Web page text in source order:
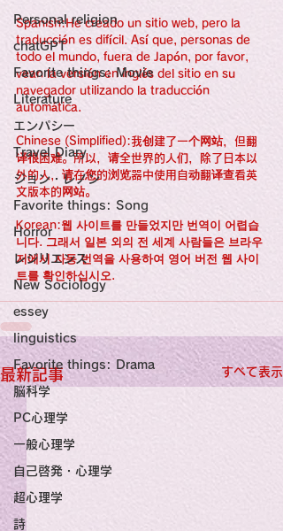
Personal religion
chatGPT
Favorite things: Movie
Literature
エンパシー
Travel Diary
ジョン・レノン
Favorite things: Song
Horror
レジリエンス
New Sociology
essey
linguistics
Favorite things: Drama
脳科学
PC心理学
一般心理学
自己啓発・心理学
超心理学
詩
Spanish:He creado un sitio web, pero la
traducción es difícil. Así que, personas de
todo el mundo, fuera de Japón, por favor,
vean la versión en inglés del sitio en su
navegador utilizando la traducción
automática.
Chinese (Simplified):我创建了一个网站，但翻
译很困难。所以，请全世界的人们，除了日本以
外的人，请在您的浏览器中使用自动翻译查看英
文版本的网站。
Korean:웹 사이트를 만들었지만 번역이 어렵습
니다. 그래서 일본 외의 전 세계 사람들은 브라우
저에서 자동 번역을 사용하여 영어 버전 웹 사이
트를 확인하십시오.
最新記事 すべて表示